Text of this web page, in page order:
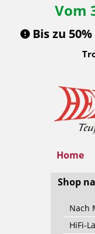
Vom
Bis zu
Home
Shop
Nach
HiFi-